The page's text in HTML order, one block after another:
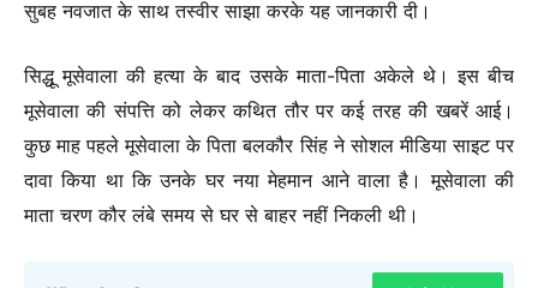
सुबह नवजात के साथ तस्वीर साझा करके यह जानकारी दी।
सिद्धू मूसेवाला की हत्या के बाद उसके माता-पिता अकेले थे। इस बीच
मूसेवाला की संपत्ति को लेकर कथित तौर पर कई तरह की खबरें आई।
कुछ माह पहले मूसेवाला के पिता बलकौर सिंह ने सोशल मीडिया साइट पर
दावा किया था कि उनके घर नया मेहमान आने वाला है। मूसेवाला की
माता चरण कौर लंबे समय से घर से बाहर नहीं निकली थी।